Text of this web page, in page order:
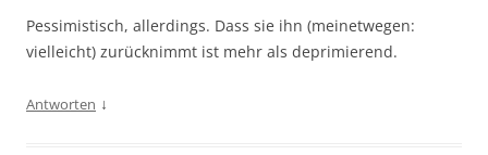
Pessimistisch, allerdings. Dass sie ihn (meinetwegen:
vielleicht) zurücknimmt ist mehr als deprimierend.
Antworten ↓